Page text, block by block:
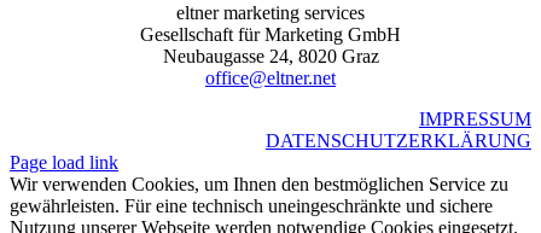
eltner marketing services
Gesellschaft für Marketing GmbH
Neubaugasse 24, 8020 Graz
office@eltner.net
IMPRESSUM
DATENSCHUTZERKLÄRUNG
Page load link
Wir verwenden Cookies, um Ihnen den bestmöglichen Service zu
gewährleisten. Für eine technisch uneingeschränkte und sichere
Nutzung unserer Webseite werden notwendige Cookies eingesetzt.